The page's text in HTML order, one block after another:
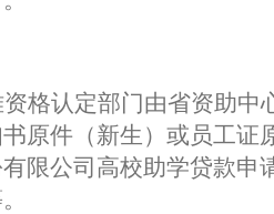
格认定部门由省资助中
原件（新生）或员工证
限公司高校助学贷款申